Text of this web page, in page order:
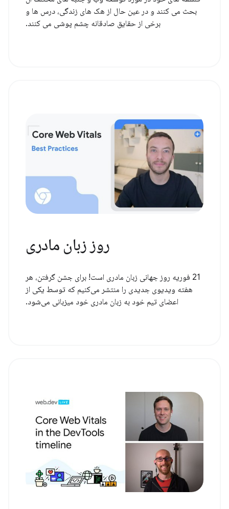
بحث می کنند و در عین حال از هک های زندگی، درس ها و
برخی از حقایق صادقانه چشم پوشی می کنند.
روز زبان مادری
21 فوریه روز جهانی زبان مادری است! برای جشن گرفتن، هر
هفته ویدیوی جدیدی را منتشر می‌کنیم که توسط یکی از
اعضای تیم خود به زبان مادری خود میزبانی می‌شود.